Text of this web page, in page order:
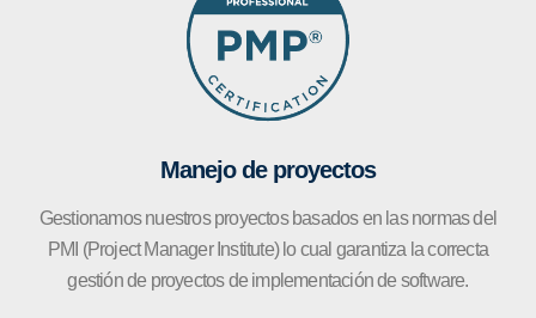
Manejo de proyectos
Gestionamos nuestros proyectos basados en las normas del
PMI (Project Manager Institute) lo cual garantiza la correcta
gestión de proyectos de implementación de software.